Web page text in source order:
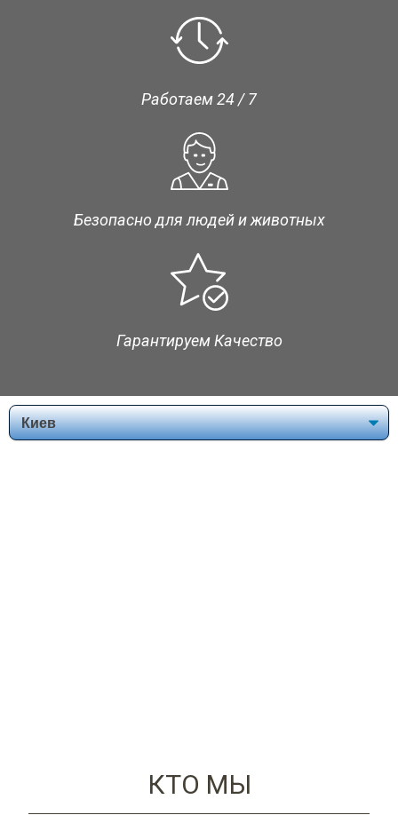
Работаем 24 / 7
Безопасно для людей и животных
Гарантируем Качество
КТО МЫ